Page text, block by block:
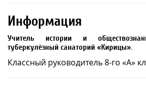
Информация
Учитель истории и
туберкулёзный санаторий «Кирицы».
Классный руководитель 8-го «А»